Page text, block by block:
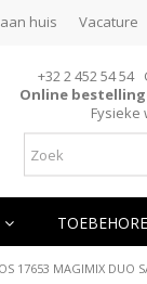
huis Vacature
+32 2 452 54
Online
Fysieke
17653 MAGIMIX DUO